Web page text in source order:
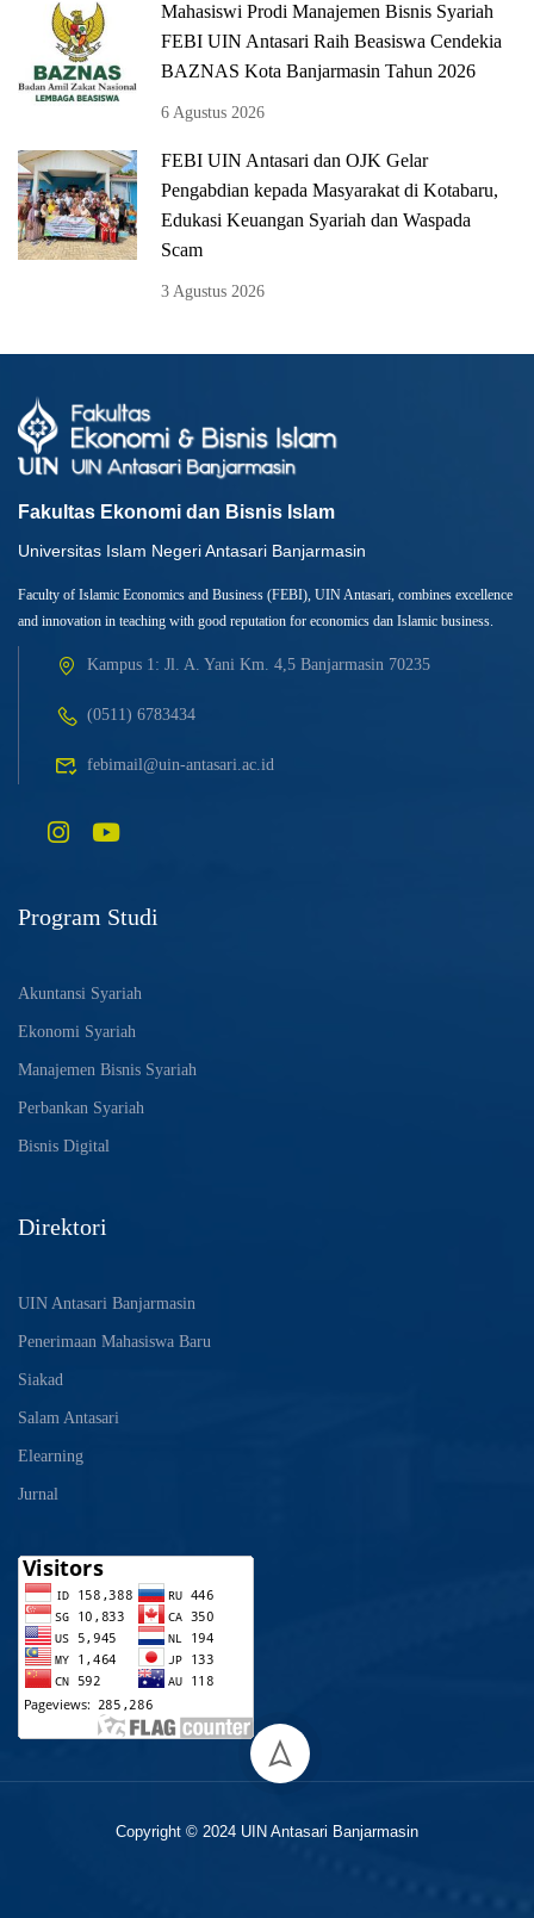
Mahasiswi Prodi Manajemen Bisnis Syariah
FEBI UIN Antasari Raih Beasiswa Cendekia
BAZNAS Kota Banjarmasin Tahun 2026
6 Agustus 2026
FEBI UIN Antasari dan OJK Gelar
Pengabdian kepada Masyarakat di Kotabaru,
Edukasi Keuangan Syariah dan Waspada
Scam
3 Agustus 2026
Fakultas Ekonomi dan Bisnis Islam
Universitas Islam Negeri Antasari Banjarmasin
Faculty of Islamic Economics and Business (FEBI), UIN Antasari, combines excellence
and innovation in teaching with good reputation for economics dan Islamic business.
Kampus 1: Jl. A. Yani Km. 4,5 Banjarmasin 70235
(0511) 6783434
febimail@uin-antasari.ac.id
Program Studi
Akuntansi Syariah
Ekonomi Syariah
Manajemen Bisnis Syariah
Perbankan Syariah
Bisnis Digital
Direktori
UIN Antasari Banjarmasin
Penerimaan Mahasiswa Baru
Siakad
Salam Antasari
Elearning
Jurnal
Copyright © 2024 UIN Antasari Banjarmasin